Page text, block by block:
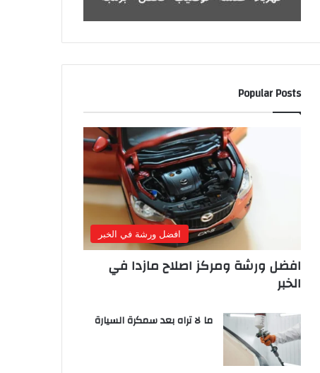
Popular Posts
افضل ورشة في الخبر
افضل ورشة ومركز اصلاح مازدا في
الخبر
ما لا تراه بعد سمكرة السيارة